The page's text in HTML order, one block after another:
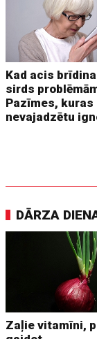
Kad acis
sirds
Pazīmes, kuras
nevajadzētu
DĀRZA
Zaļie vitamīni,